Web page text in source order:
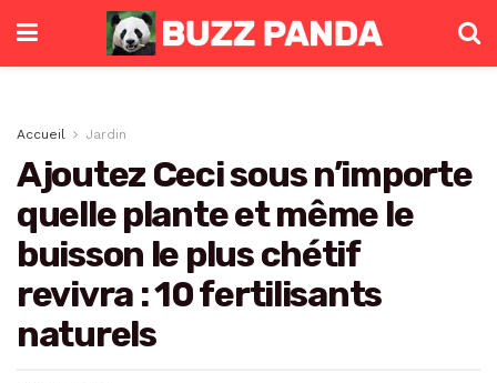
Accueil Jardin
Ajoutez Ceci sous n’importe
quelle plante et même le
buisson le plus chétif
revivra : 10 fertilisants
naturels